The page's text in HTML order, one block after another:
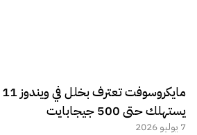
يستهلك حتى 500 جيجابايت
7 يوليو 2026